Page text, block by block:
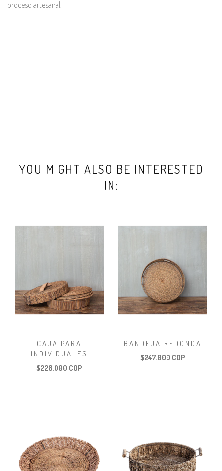
proceso artesanal.
YOU MIGHT ALSO BE INTERESTED
IN:
CAJA PARA
INDIVIDUALES
$228.000 COP
BANDEJA REDONDA
$247.000 COP